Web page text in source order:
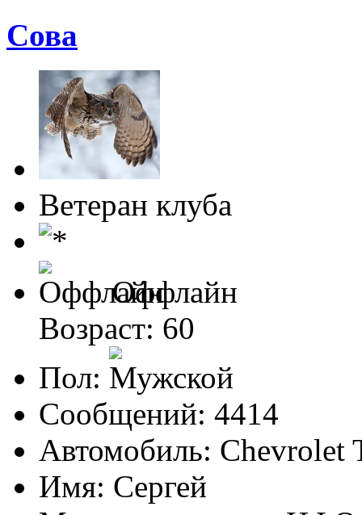
Cова
Ветеран клуба
Оффлайн
Возраст: 60
Пол:
Сообщений: 4414
Автомобиль:
Имя: Сергей